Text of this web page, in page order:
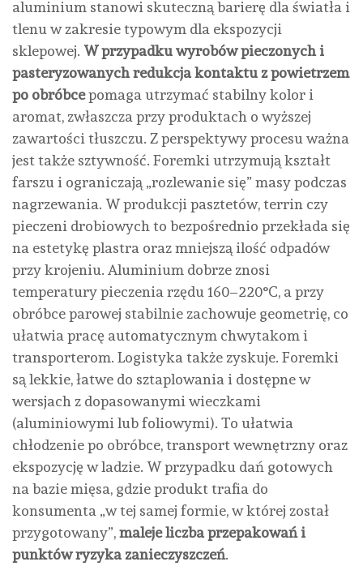
aluminium stanowi skuteczną barierę dla światła i
tlenu w zakresie typowym dla ekspozycji
sklepowej. W przypadku wyrobów pieczonych i
pasteryzowanych redukcja kontaktu z powietrzem
po obróbcepomaga utrzymać stabilny kolor i
aromat, zwłaszcza przy produktach o wyższej
zawartości tłuszczu. Z perspektywy procesu ważna
jest także sztywność. Foremki utrzymują kształt
farszu i ograniczają „rozlewanie się” masy podczas
nagrzewania. W produkcji pasztetów, terrin czy
pieczeni drobiowych to bezpośrednio przekłada się
na estetykę plastra oraz mniejszą ilość odpadów
przy krojeniu. Aluminium dobrze znosi
temperatury pieczenia rzędu 160–220°C, a przy
obróbce parowej stabilnie zachowuje geometrię, co
ułatwia pracę automatycznym chwytakom i
transporterom. Logistyka także zyskuje. Foremki
są lekkie, łatwe do sztaplowania i dostępne w
wersjach z dopasowanymi wieczkami
(aluminiowymi lub foliowymi). To ułatwia
chłodzenie po obróbce, transport wewnętrzny oraz
ekspozycję w ladzie. W przypadku dań gotowych
na bazie mięsa, gdzie produkt trafia do
konsumenta „w tej samej formie, w której został
przygotowany”,maleje liczba przepakowań i
punktów ryzyka zanieczyszczeń.